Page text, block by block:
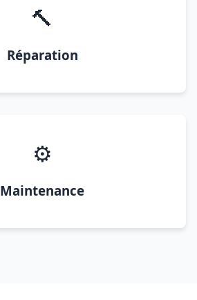
🔨
Réparation
⚙️
Maintenance